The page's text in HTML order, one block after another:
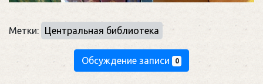
Метки: Центральная библиотека
Обсуждение записи 0